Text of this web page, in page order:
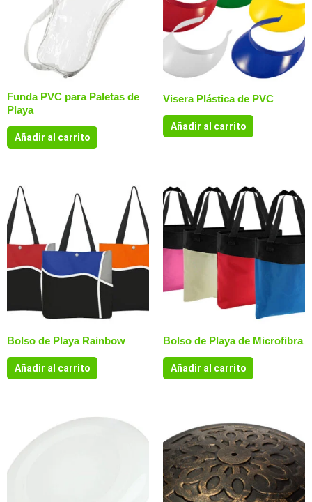
Funda PVC para Paletas de
Playa
Añadir al carrito
Visera Plástica de PVC
Añadir al carrito
Bolso de Playa Rainbow
Añadir al carrito
Bolso de Playa de Microfibra
Añadir al carrito